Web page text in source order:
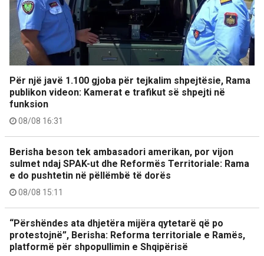
Për një javë 1.100 gjoba për tejkalim shpejtësie, Rama
publikon videon: Kamerat e trafikut së shpejti në
funksion
08/08 16:31
Berisha beson tek ambasadori amerikan, por vijon
sulmet ndaj SPAK-ut dhe Reformës Territoriale: Rama
e do pushtetin në pëllëmbë të dorës
08/08 15:11
“Përshëndes ata dhjetëra mijëra qytetarë që po
protestojnë”, Berisha: Reforma territoriale e Ramës,
platformë për shpopullimin e Shqipërisë